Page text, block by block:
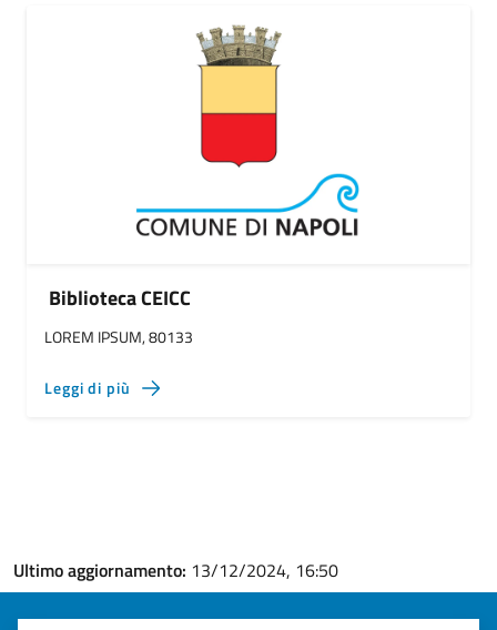
Biblioteca CEICC
LOREM IPSUM, 80133
Leggi di più
Ultimo aggiornamento: 13/12/2024, 16:50